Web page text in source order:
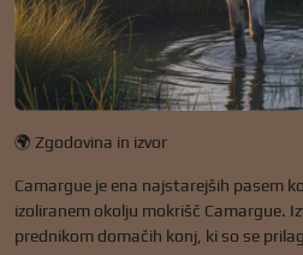
🌍 Zgodovina in izvor
Camargue je ena najstarejših pasem
izoliranem okolju mokrišč Camargue.
prednikom domačih konj, ki so se